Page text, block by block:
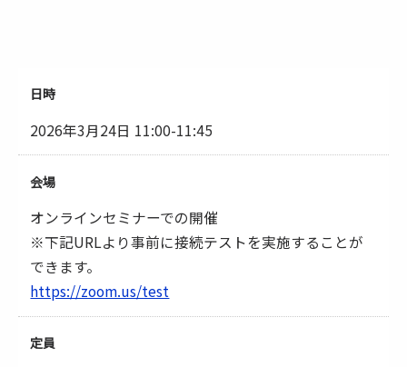
日時
2026年3月24日 11:00-11:45
会場
オンラインセミナーでの開催
※下記URLより事前に接続テストを実施することが
できます。
https://zoom.us/test
定員